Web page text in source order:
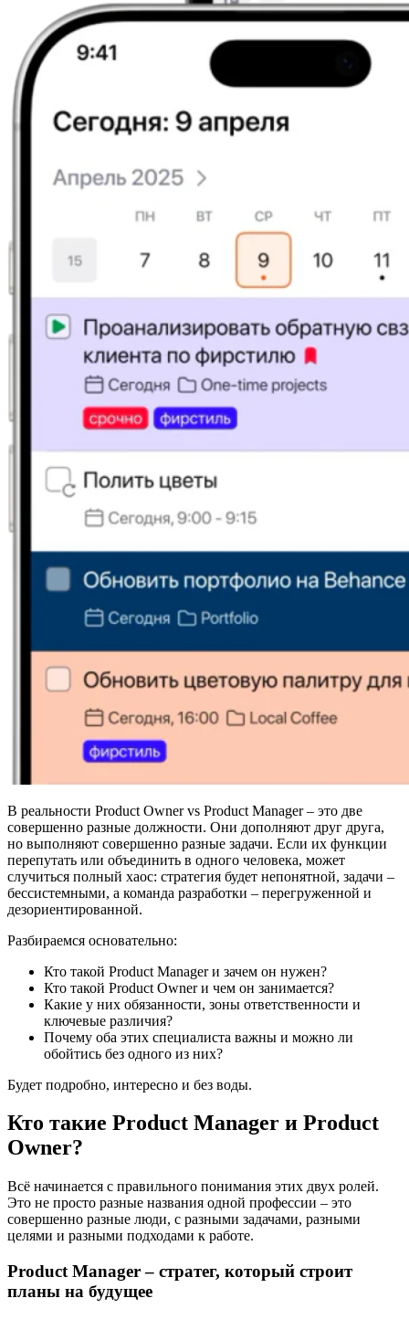
В реальности Product Owner vs Product Manager – это две
совершенно разные должности. Они дополняют друг друга,
но выполняют совершенно разные задачи. Если их функции
перепутать или объединить в одного человека, может
случиться полный хаос: стратегия будет непонятной, задачи –
бессистемными, а команда разработки – перегруженной и
дезориентированной.
Разбираемся основательно:
Кто такой Product Manager и зачем он нужен?
Кто такой Product Owner и чем он занимается?
Какие у них обязанности, зоны ответственности и
ключевые различия?
Почему оба этих специалиста важны и можно ли
обойтись без одного из них?
Будет подробно, интересно и без воды.
Кто такие Product Manager и Product
Owner?
Всё начинается с правильного понимания этих двух ролей.
Это не просто разные названия одной профессии – это
совершенно разные люди, с разными задачами, разными
целями и разными подходами к работе.
Product Manager – стратег, который строит
планы на будущее